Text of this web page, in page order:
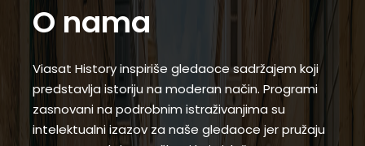
O nama
Viasat History inspiriše gledaoce sadržajem koji
predstavlja istoriju na moderan način. Programi
zasnovani na podrobnim istraživanjima su
intelektualni izazov za naše gledaoce jer pružaju